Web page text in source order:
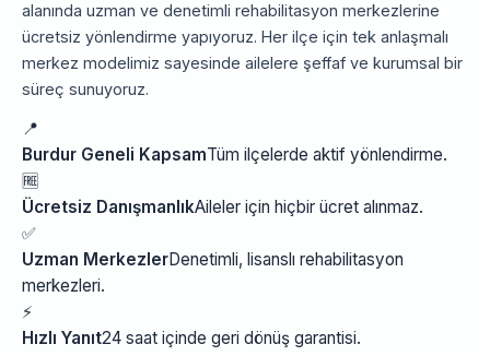
alanında uzman ve denetimli rehabilitasyon merkezlerine
ücretsiz yönlendirme yapıyoruz. Her ilçe için tek anlaşmalı
merkez modelimiz sayesinde ailelere şeffaf ve kurumsal bir
süreç sunuyoruz.
📍
Burdur Geneli KapsamTüm ilçelerde aktif yönlendirme.
🆓
Ücretsiz DanışmanlıkAileler için hiçbir ücret alınmaz.
✅
Uzman MerkezlerDenetimli, lisanslı rehabilitasyon
merkezleri.
⚡
Hızlı Yanıt24 saat içinde geri dönüş garantisi.